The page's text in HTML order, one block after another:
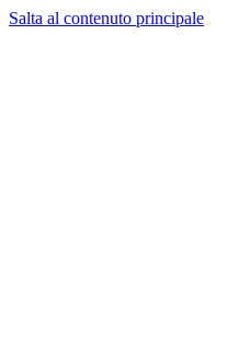
Salta al contenuto principale